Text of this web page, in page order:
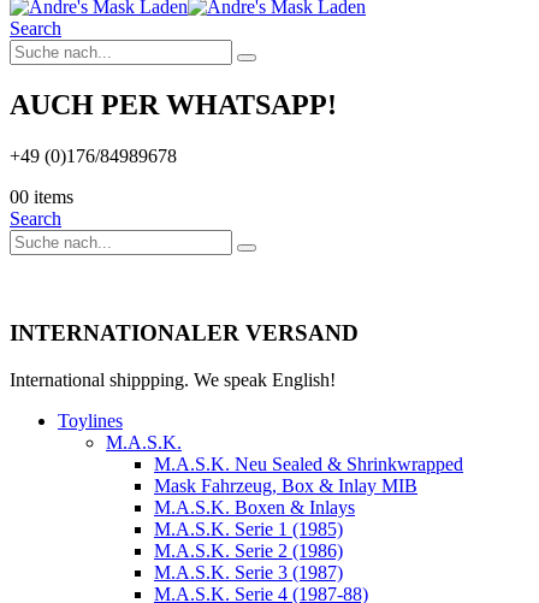
Search
AUCH PER WHATSAPP!
+49 (0)176/84989678
00 items
Search
INTERNATIONALER VERSAND
International shippping. We speak English!
Toylines
M.A.S.K.
M.A.S.K. Neu Sealed & Shrinkwrapped
Mask Fahrzeug, Box & Inlay MIB
M.A.S.K. Boxen & Inlays
M.A.S.K. Serie 1 (1985)
M.A.S.K. Serie 2 (1986)
M.A.S.K. Serie 3 (1987)
M.A.S.K. Serie 4 (1987-88)